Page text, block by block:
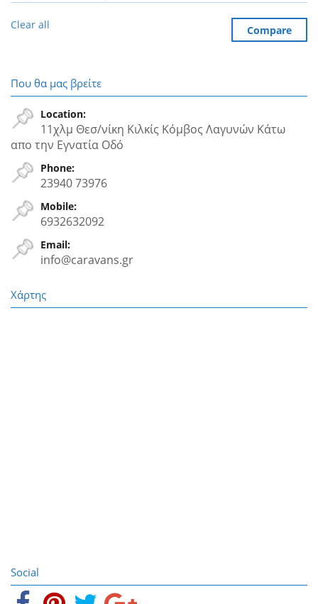
Clear all Compare
Που θα μας βρείτε
Location:
11χλμ Θεσ/νίκη Κιλκίς Κόμβος Λαγυνών Κάτω
απο την Εγνατία Oδό
Phone:
23940 73976
Mobile:
6932632092
Email:
info@caravans.gr
Χάρτης
Social